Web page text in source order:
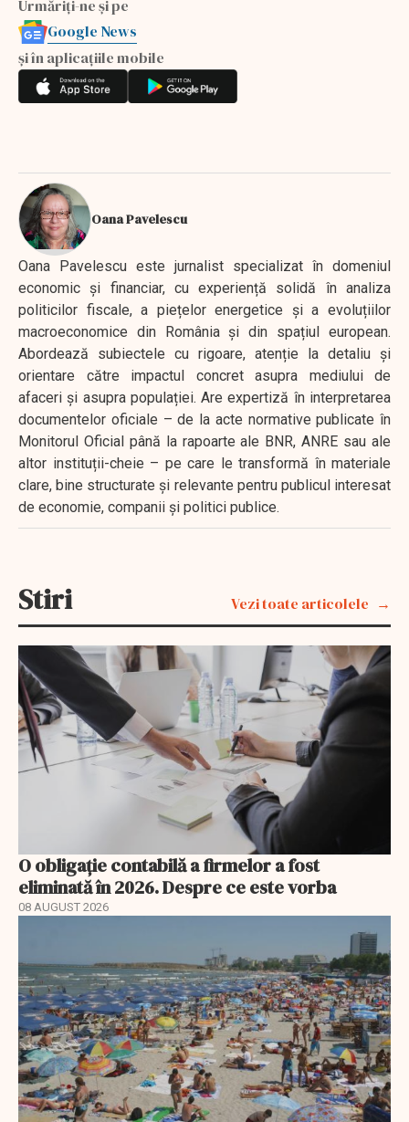
Urmăriți-ne și pe
Google News
și în aplicațiile mobile
Oana Pavelescu
Oana Pavelescu este jurnalist specializat în domeniul
economic și financiar, cu experiență solidă în analiza
politicilor fiscale, a piețelor energetice și a evoluțiilor
macroeconomice din România și din spațiul european.
Abordează subiectele cu rigoare, atenție la detaliu și
orientare către impactul concret asupra mediului de
afaceri și asupra populației. Are expertiză în interpretarea
documentelor oficiale – de la acte normative publicate în
Monitorul Oficial până la rapoarte ale BNR, ANRE sau ale
altor instituții-cheie – pe care le transformă în materiale
clare, bine structurate și relevante pentru publicul interesat
de economie, companii și politici publice.
Stiri Vezi toate articolele
O obligație contabilă a firmelor a fost
eliminată în 2026. Despre ce este vorba
08 AUGUST 2026